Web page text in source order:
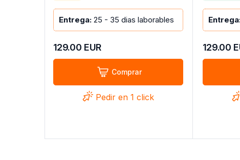
Entrega:25 - 35 dias laborables
129.00 EUR
Comprar
Pedir en 1 click
129.00